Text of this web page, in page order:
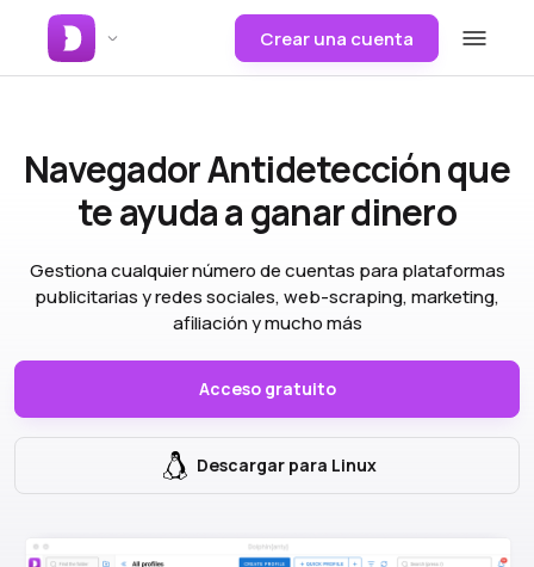
Crear una cuenta
Navegador Antidetecciónque
te ayuda a ganar dinero
Gestiona cualquier número de cuentas para plataformas
publicitarias y redes sociales, web-scraping, marketing,
afiliación y mucho más
Acceso gratuito
Descargar para Linux